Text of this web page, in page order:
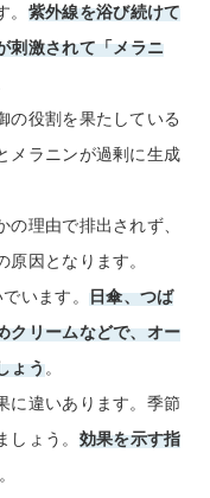
紫外線を浴び続けて
刺激されて「メラニ
の役割を果たしている
メラニンが過剰に生成
理由で排出されず、
因となります。
います。 日傘、つば
クリームなどで、オー
ょう。
に違いあります。季節
ょう。 効果を示す指